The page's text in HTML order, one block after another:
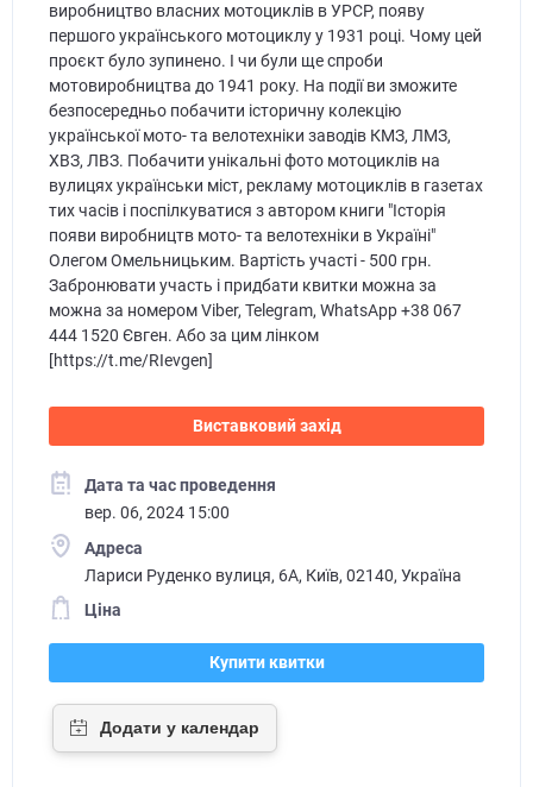
виробництво власних мотоциклів в УРСР, появу
першого українського мотоциклу у 1931 році. Чому цей
проєкт було зупинено. І чи були ще спроби
мотовиробництва до 1941 року. На події ви зможите
безпосередньо побачити історичну колекцію
української мото- та велотехніки заводів КМЗ, ЛМЗ,
ХВЗ, ЛВЗ. Побачити унікальні фото мотоциклів на
вулицях українськи міст, рекламу мотоциклів в газетах
тих часів і поспілкуватися з автором книги "Історія
появи виробництв мото- та велотехніки в Україні"
Олегом Омельницьким. Вартість участі - 500 грн.
Забронювати участь і придбати квитки можна за
можна за номером Viber, Telegram, WhatsApp +38 067
444 1520 Євген. Або за цим лінком
[https://t.me/RIevgen]
Виставковий захід
Дата та час проведення
вер. 06, 2024 15:00
Адреса
Лариси Руденко вулиця, 6А, Київ, 02140, Україна
Ціна
Купити квитки